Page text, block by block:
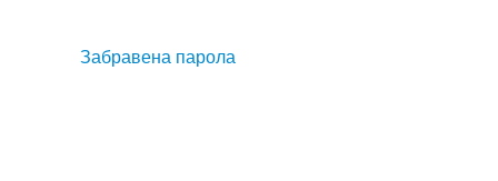
Забравена парола